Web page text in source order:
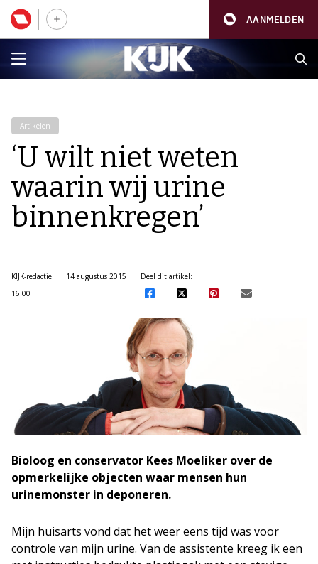
AANMELDEN
Artikelen
‘U wilt niet weten
waarin wij urine
binnenkregen’
KIJK-redactie
14 augustus 2015
16:00
Deel dit artikel:
Bioloog en conservator Kees Moeliker over de
opmerkelijke objecten waar mensen hun
urinemonster in deponeren.
Mijn huisarts vond dat het weer eens tijd was voor
controle van mijn urine. Van de assistente kreeg ik een